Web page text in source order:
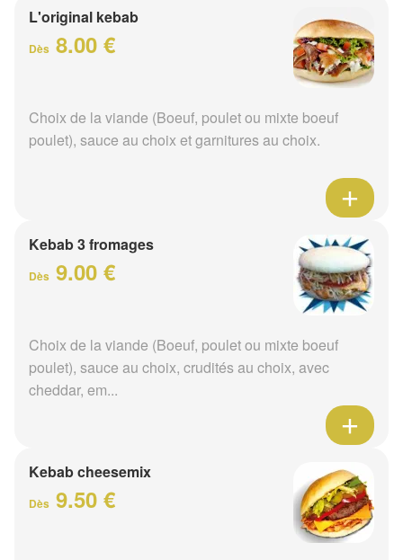
L'original kebab
Dès 8.00 €
Choix de la viande (Boeuf, poulet ou mixte boeuf
poulet), sauce au choix et garnitures au choix.
Kebab 3 fromages
Dès 9.00 €
Choix de la viande (Boeuf, poulet ou mixte boeuf
poulet), sauce au choix, crudités au choix, avec
cheddar, em...
Kebab cheesemix
Dès 9.50 €